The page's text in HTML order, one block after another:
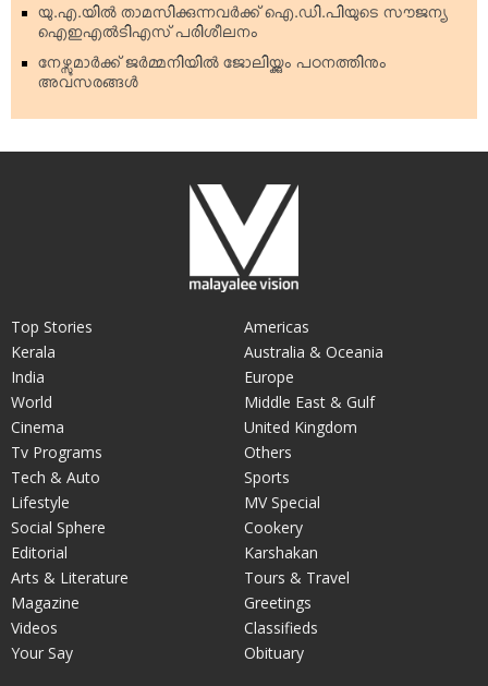
യു.എ.യില്‍ താമസിക്കുന്നവര്‍ക്ക് ഐ.ഡി.പിയുടെ സൗജന്യ
ഐഇഎല്‍ടിഎസ് പരിശീലനം
നേഴ്സുമാര്‍ക്ക് ജര്‍മ്മനിയില്‍ ജോലിയ്ക്കും പഠനത്തിനും
അവസരങ്ങള്‍
Top Stories
Kerala
India
World
Cinema
Tv Programs
Tech & Auto
Americas
Australia & Oceania
Europe
Middle East & Gulf
United Kingdom
Others
Sports
Lifestyle
Social Sphere
Editorial
Arts & Literature
Magazine
Videos
Your Say
MV Special
Cookery
Karshakan
Tours & Travel
Greetings
Classifieds
Obituary